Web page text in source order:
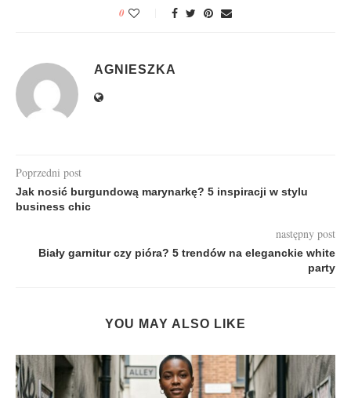
0
AGNIESZKA
Poprzedni post
Jak nosić burgundową marynarkę? 5 inspiracji w stylu
business chic
następny post
Biały garnitur czy pióra? 5 trendów na eleganckie white
party
YOU MAY ALSO LIKE